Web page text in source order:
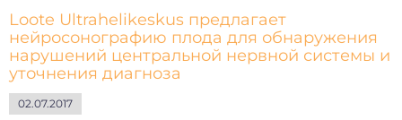
Loote Ultrahelikeskus предлагает
нейросонографию плода для обнаружения
нарушений центральной нервной системы и
уточнения диагноза
02.07.2017